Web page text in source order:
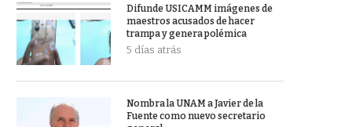
Difunde USICAMM imágenes de
maestros acusados de hacer
trampa y genera polémica
5 días atrás
Nombra la UNAM a Javier de la
Fuente como nuevo secretario